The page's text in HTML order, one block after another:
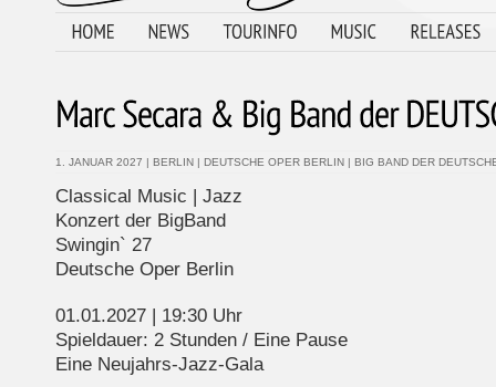
1. JANUAR 2027 | BERLIN | DEUTSCHE OPER BERLIN | BIG BAND DER
Classical Music | Jazz
Konzert der BigBand
Swingin` 27
Deutsche Oper Berlin
01.01.2027 | 19:30 Uhr
Spieldauer: 2 Stunden / Eine Pause
Eine Neujahrs-Jazz-Gala